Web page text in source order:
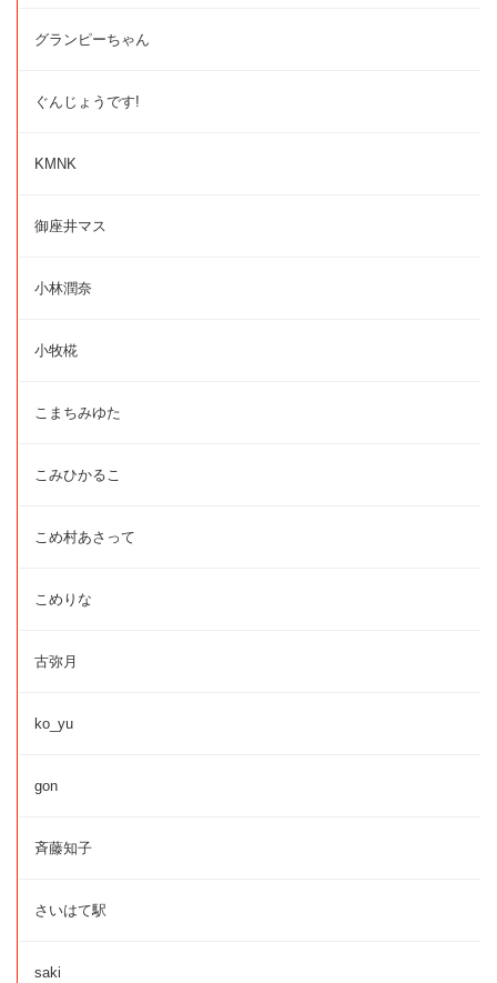
グランピーちゃん
ぐんじょうです!
KMNK
御座井マス
小林潤奈
小牧椛
こまちみゆた
こみひかるこ
こめ村あさって
こめりな
古弥月
ko_yu
gon
斉藤知子
さいはて駅
saki